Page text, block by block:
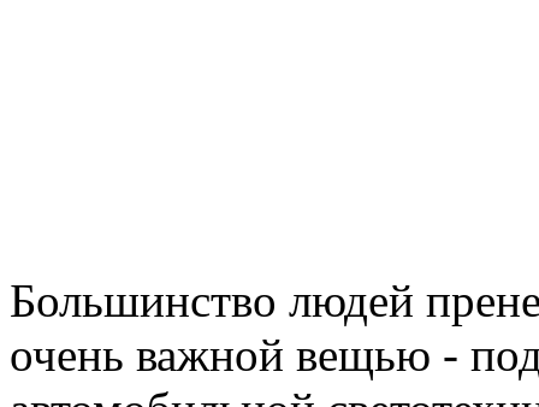
Большинство людей
очень важной вещью -